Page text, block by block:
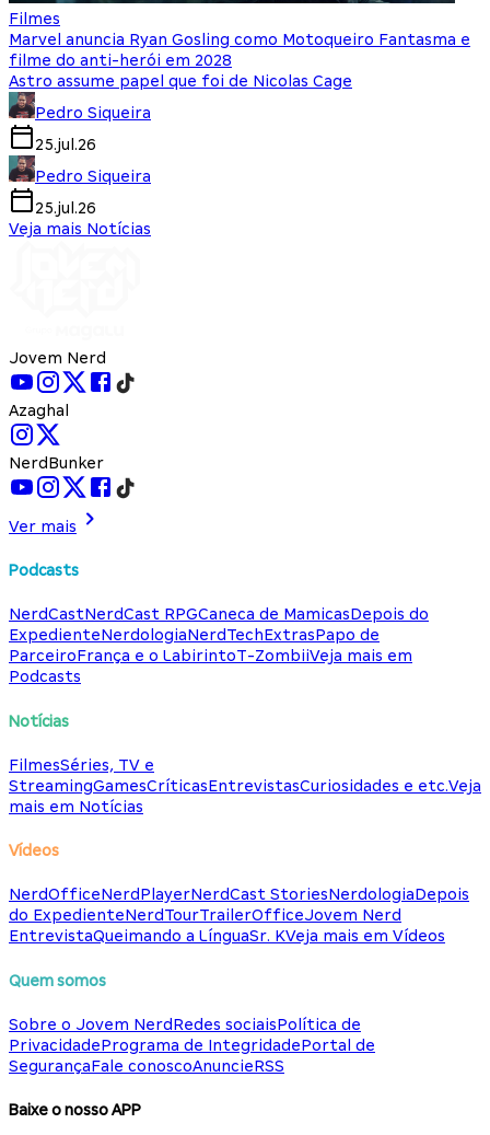
Filmes
Marvel anuncia Ryan Gosling como Motoqueiro Fantasma e
filme do anti-herói em 2028
Astro assume papel que foi de Nicolas Cage
Pedro Siqueira
25.jul.26
Pedro Siqueira
25.jul.26
Veja mais Notícias
Jovem Nerd
Azaghal
NerdBunker
Ver mais
Podcasts
NerdCastNerdCast RPGCaneca de MamicasDepois do
ExpedienteNerdologiaNerdTechExtrasPapo de
ParceiroFrança e o LabirintoT-ZombiiVeja mais em
Podcasts
Notícias
FilmesSéries, TV e
StreamingGamesCríticasEntrevistasCuriosidades e etc.Veja
mais em Notícias
Vídeos
NerdOfficeNerdPlayerNerdCast StoriesNerdologiaDepois
do ExpedienteNerdTourTrailerOfficeJovem Nerd
EntrevistaQueimando a LínguaSr. KVeja mais em Vídeos
Quem somos
Sobre o Jovem NerdRedes sociaisPolítica de
PrivacidadePrograma de IntegridadePortal de
SegurançaFale conoscoAnuncieRSS
Baixe o nosso APP